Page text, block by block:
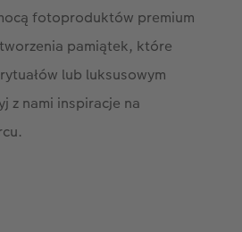
fotoproduktów premium
pamiątek, które
lub luksusowym
z nami inspiracje na